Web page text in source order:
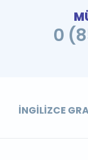
0
İNGILIZCE